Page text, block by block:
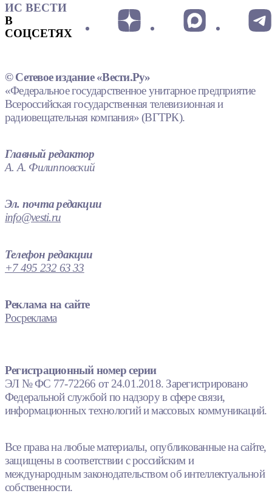
ИС ВЕСТИ
В
СОЦСЕТЯХ
© Сетевое издание «Вести.Ру»
«Федеральное государственное унитарное предприятие
Всероссийская государственная телевизионная и
радиовещательная компания» (ВГТРК).
Главный редактор
А. А. Филипповский
Эл. почта редакции
info@vesti.ru
Телефон редакции
+7 495 232 63 33
Реклама на сайте
Росреклама
Регистрационный номер серии
ЭЛ № ФС 77-72266 от 24.01.2018. Зарегистрировано
Федеральной службой по надзору в сфере связи,
информационных технологий и массовых коммуникаций.
Все права на любые материалы, опубликованные на сайте,
защищены в соответствии с российским и
международным законодательством об интеллектуальной
собственности.